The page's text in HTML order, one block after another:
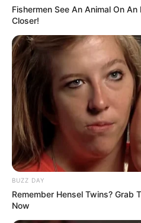
65 εκατομμύρια δολάρια
και δεν είχε ποτέ
https://twitter.com/
06945
Δεν έχει σημασίααν η
στην COVID και σε
Αυτό που έχει σημασία είναι
χρησιμοποιούσαν
κόπο να θεραπεύσουν τον
Fishermen See An Animal On
Closer!
BUZZ DAY
Remember Hensel Twins? Grab
Now